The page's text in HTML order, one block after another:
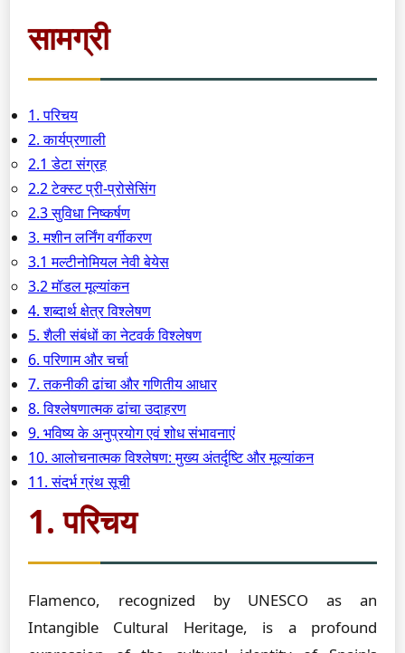
सामग्री
1. परिचय
2. कार्यप्रणाली
2.1 डेटा संग्रह
2.2 टेक्स्ट प्री-प्रोसेसिंग
2.3 सुविधा निष्कर्षण
3. मशीन लर्निंग वर्गीकरण
3.1 मल्टीनोमियल नेवी बेयेस
3.2 मॉडल मूल्यांकन
4. शब्दार्थ क्षेत्र विश्लेषण
5. शैली संबंधों का नेटवर्क विश्लेषण
6. परिणाम और चर्चा
7. तकनीकी ढांचा और गणितीय आधार
8. विश्लेषणात्मक ढांचा उदाहरण
9. भविष्य के अनुप्रयोग एवं शोध संभावनाएं
10. आलोचनात्मक विश्लेषण: मुख्य अंतर्दृष्टि और मूल्यांकन
11. संदर्भ ग्रंथ सूची
1. परिचय
Flamenco, recognized by UNESCO as an
Intangible Cultural Heritage, is a profound